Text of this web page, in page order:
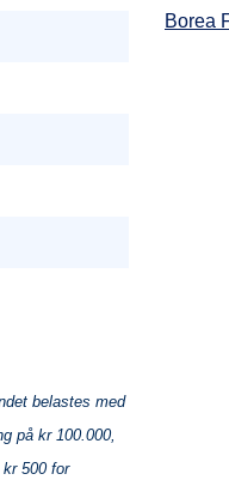
belastes med
på kr 100.000,
500 for
Borea